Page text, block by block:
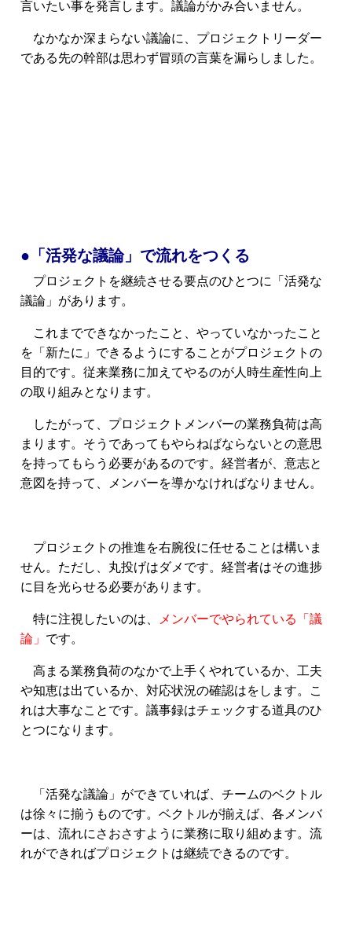
言いたい事を発言します。議論がかみ合いません。
なかなか深まらない議論に、プロジェクトリーダー
である先の幹部は思わず冒頭の言葉を漏らしました。
●「活発な議論」で流れをつくる
プロジェクトを継続させる要点のひとつに「活発な
議論」があります。
これまでできなかったこと、やっていなかったこと
を「新たに」できるようにすることがプロジェクトの
目的です。従来業務に加えてやるのが人時生産性向上
の取り組みとなります。
したがって、プロジェクトメンバーの業務負荷は高
まります。そうであってもやらねばならないとの意思
を持ってもらう必要があるのです。経営者が、意志と
意図を持って、メンバーを導かなければなりません。
プロジェクトの推進を右腕役に任せることは構いま
せん。ただし、丸投げはダメです。経営者はその進捗
に目を光らせる必要があります。
特に注視したいのは、
メンバーでやられている「議
論」 です。
高まる業務負荷のなかで上手くやれているか、工夫
や知恵は出ているか、対応状況の確認はをします。こ
れは大事なことです。議事録はチェックする道具のひ
とつになります。
「活発な議論」ができていれば、チームのベクトル
は徐々に揃うものです。ベクトルが揃えば、各メンバ
ーは、流れにさおさすように業務に取り組めます。流
れができればプロジェクトは継続できるのです。